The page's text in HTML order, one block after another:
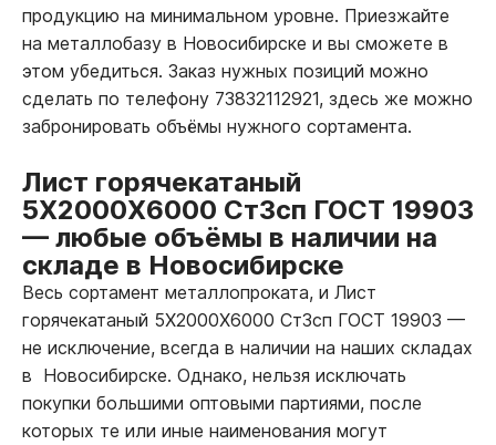
продукцию на минимальном уровне. Приезжайте
на металлобазу в Новосибирске и вы сможете в
этом убедиться. Заказ нужных позиций можно
сделать по телефону 73832112921, здесь же можно
забронировать объёмы нужного сортамента.
Лист горячекатаный
5Х2000Х6000 Ст3сп ГОСТ 19903
— любые объёмы в наличии на
складе в Новосибирске
Весь сортамент металлопроката, и Лист
горячекатаный 5Х2000Х6000 Ст3сп ГОСТ 19903 —
не исключение, всегда в наличии на наших складах
в Новосибирске. Однако, нельзя исключать
покупки большими оптовыми партиями, после
которых те или иные наименования могут